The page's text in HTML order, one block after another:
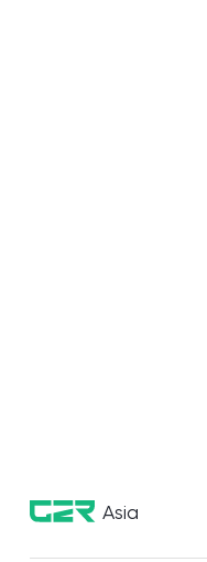
Asia